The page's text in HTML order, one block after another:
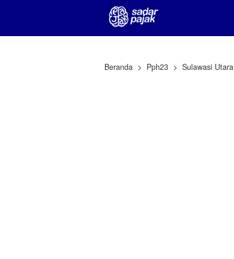
Beranda Pph23 Sulawasi Utara